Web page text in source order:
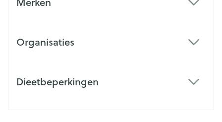
Organisaties
Dieetbeperkingen